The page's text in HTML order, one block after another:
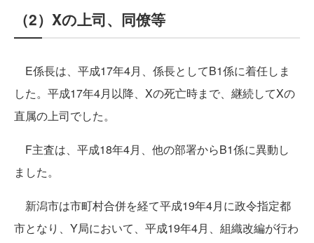
（2）Xの上司、同僚等
E係長は、平成17年4月、係長としてB1係に着任しま
した。平成17年4月以降、Xの死亡時まで、継続してXの
直属の上司でした。
F主査は、平成18年4月、他の部署からB1係に異動し
ました。
新潟市は市町村合併を経て平成19年4月に政令指定都
市となり、Y局において、平成19年4月、組織改編が行わ